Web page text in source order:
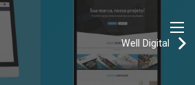
Well Digital